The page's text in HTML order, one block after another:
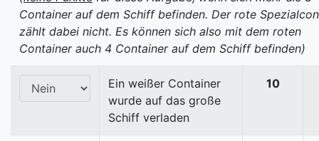
Container auf dem Schiff befinden. Der rote
zählt dabei nicht. Es können sich also mit dem roten
Container auch 4 Container auf dem Schiff befinden)
Ein weißer Container
wurde auf das große
Schiff verladen
10